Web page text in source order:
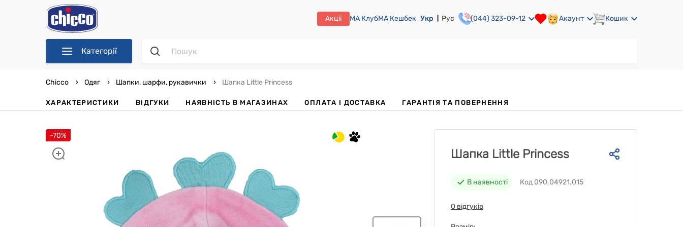
Акції МА КлубМА Кешбек Укр Рус (044) 323-09-12 Акаунт Кошик
Категорії
Chicco Одяг Шапки, шарфи, рукавички Шапка Little Princess
ХАРАКТЕРИСТИКИ ВІДГУКИ НАЯВНІСТЬ В МАГАЗИНАХ OПЛАТА І ДОСТАВКА ГАРАНТІЯ ТА ПОВЕРНЕННЯ
-70%
Шапка Little Princess
В наявності Код 090.04921.015
0 відгуків